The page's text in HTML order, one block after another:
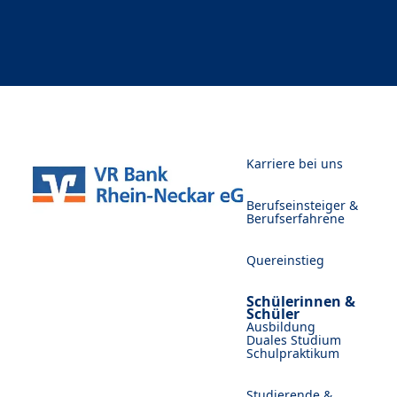
Karriere bei uns
Berufseinsteiger &
Berufserfahrene
Quereinstieg
Schülerinnen &
Schüler
Ausbildung
Duales Studium
Schulpraktikum